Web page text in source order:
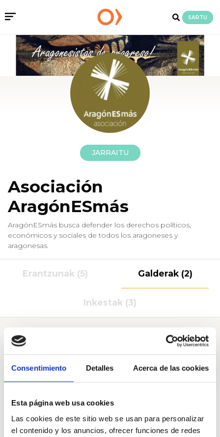
Consentimiento Detalles Acerca de las cookies
Esta página web usa cookies
Las cookies de este sitio web se usan para personalizar
el contenido y los anuncios, ofrecer funciones de redes
SARTU
JARRAITU
Asociación
AragónESmás
AragónESmás busca defender los derechos políticos,
económicos y sociales de todos los aragoneses y
aragonesas.
Erantzunak (5) Galderak (2)
Inkestak (3)
Galderak
¿Para cuando la regularización la gestación subrogada?